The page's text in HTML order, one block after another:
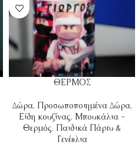
ΘΕΡΜΟΣ
Δώρα, Προσωποποιημένα Δώρα,
Είδη κουζίνας, Μπουκάλια -
Θερμός, Παιδικά Πάρτυ &
Γενέθλια